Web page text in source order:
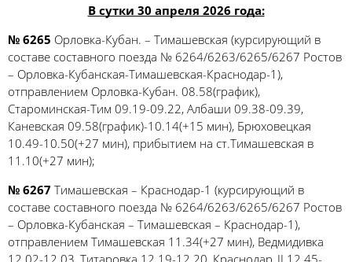
В сутки 30 апреля 2026 года:
№ 6265 Орловка-Кубан. – Тимашевская (курсирующий в
составе составного поезда № 6264/6263/6265/6267 Ростов
– Орловка-Кубанская-Тимашевская-Краснодар-1),
отправлением Орловка-Кубан. 08.58(график),
Староминская-Тим 09.19-09.22, Албаши 09.38-09.39,
Каневская 09.58(график)-10.14(+15 мин), Брюховецкая
10.49-10.50(+27 мин), прибытием на ст.Тимашевская в
11.10(+27 мин);
№ 6267 Тимашевская – Краснодар-1 (курсирующий в
составе составного поезда № 6264/6263/6265/6267 Ростов
– Орловка-Кубанская – Тимашевская – Краснодар-1),
отправлением Тимашевская 11.34(+27 мин), Ведмидивка
12.02-12.03, Титаровка 12.19-12.20, Краснодар_II 12.45-